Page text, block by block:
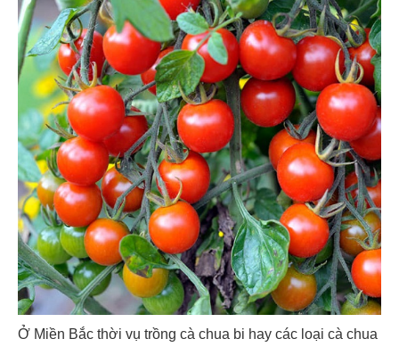
Ở Miền Bắc thời vụ trồng cà chua bi hay các loại cà chua